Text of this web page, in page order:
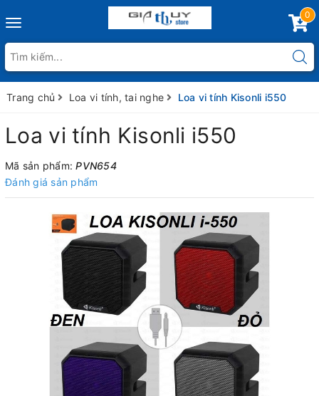
Toggle
0
Trang chủ Loa vi tính, tai nghe Loa vi tính Kisonli i550
Loa vi tính Kisonli i550
Mã sản phẩm:PVN654
Đánh giá sản phẩm